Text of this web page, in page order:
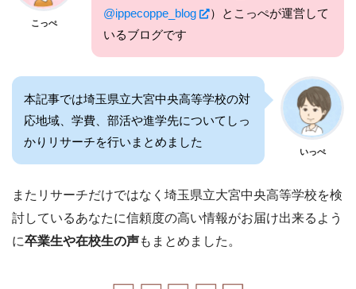
こっぺ
@ippecoppe_blog
）とこっぺが運営して
いるブログです
本記事では埼玉県立大宮中央高等学校の対
応地域、学費、部活や進学先についてしっ
かりリサーチを行いまとめました
いっぺ
またリサーチだけではなく埼玉県立大宮中央高等学校を検
討しているあなたに信頼度の高い情報がお届け出来るよう
に卒業生や在校生の声もまとめました。